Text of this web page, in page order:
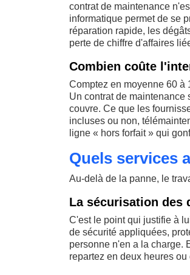
contrat de maintenance
informatique permet de se
réparation rapide, les
perte de chiffre d'affaires
Combien coûte
Comptez en moyenne 60 à
Un contrat de maintenance
couvre. Ce que les
incluses ou non,
ligne « hors forfait » qui
Quels services
Au-delà de la panne, le
La sécurisation des
C'est le point qui justifie à
de sécurité appliquées,
personne n'en a la charge.
repartez en deux heures